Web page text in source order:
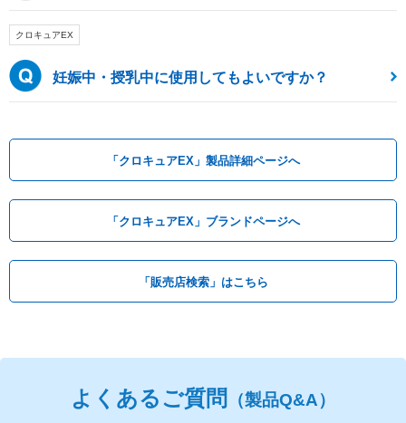
クロキュアEX
妊娠中・授乳中に使用してもよいですか？
「クロキュアEX」製品詳細ページへ
「クロキュアEX」ブランドページへ
「販売店検索」はこちら
よくあるご質問 （製品Q&A）